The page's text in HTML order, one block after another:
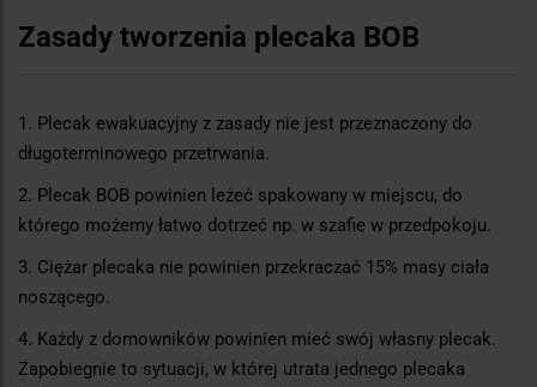
Zasady tworzenia plecaka BOB
1. Plecak ewakuacyjny z zasady nie jest przeznaczony do
długoterminowego przetrwania.
2. Plecak BOB powinien leżeć spakowany w miejscu, do
którego możemy łatwo dotrzeć np. w szafie w przedpokoju.
3. Ciężar plecaka nie powinien przekraczać 15% masy ciała
noszącego.
4. Każdy z domowników powinien mieć swój własny plecak.
Zapobiegnie to sytuacji, w której utrata jednego plecaka